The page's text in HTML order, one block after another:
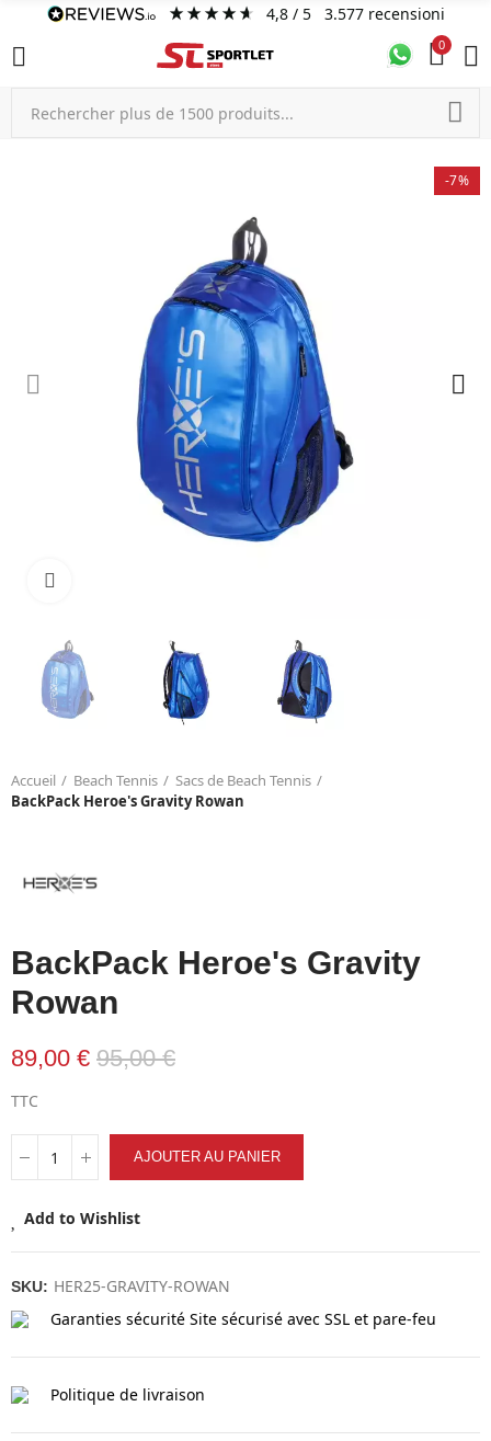
4,8/ 5 3.577 recensioni
0
-7%
Accueil Beach Tennis
Sacs de Beach Tennis
BackPack Heroe's Gravity Rowan
BackPack Heroe's Gravity
Rowan
89,00 € 95,00 €
TTC
AJOUTER AU PANIER
Add to Wishlist
SKU: HER25-GRAVITY-ROWAN
Garanties sécurité Site sécurisé avec SSL et pare-feu
Politique de livraison